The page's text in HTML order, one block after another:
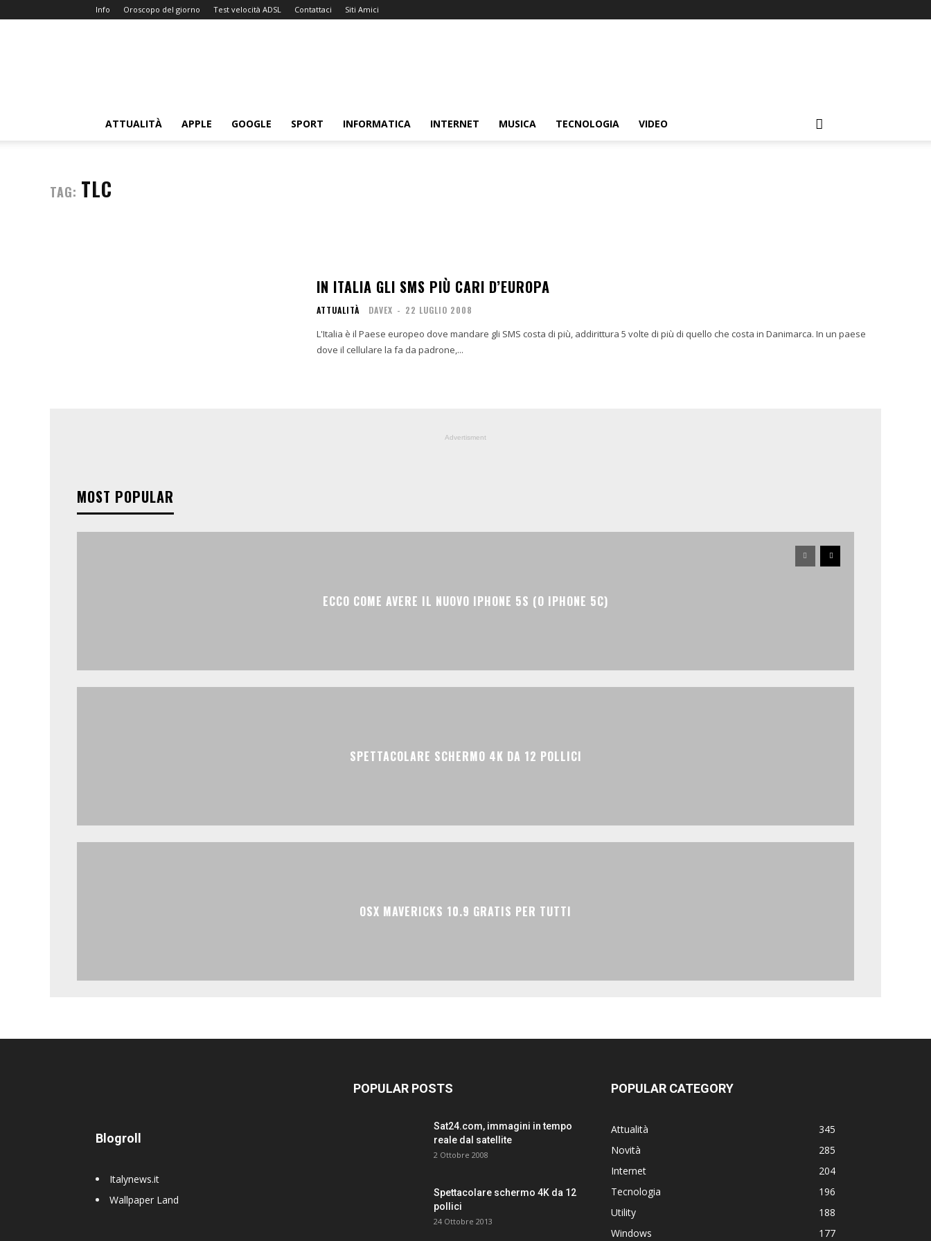
Info Oroscopo del giorno Test velocità ADSL Contattaci Siti Amici
ATTUALITÀ APPLE GOOGLE SPORT INFORMATICA INTERNET MUSICA TECNOLOGIA VIDEO
TAG: TLC
IN ITALIA GLI SMS PIÙ CARI D’EUROPA
ATTUALITÀ DAVEX - 22 LUGLIO 2008
L'Italia è il Paese europeo dove mandare gli SMS costa di più, addirittura 5 volte di più di quello che costa in Danimarca. In un paese
dove il cellulare la fa da padrone,...
Advertisment
MOST POPULAR
ECCO COME AVERE IL NUOVO IPHONE 5S (O IPHONE 5C)
SPETTACOLARE SCHERMO 4K DA 12 POLLICI
OSX MAVERICKS 10.9 GRATIS PER TUTTI
Blogroll
Italynews.it
Wallpaper Land
POPULAR POSTS
Sat24.com, immagini in tempo
reale dal satellite
2 Ottobre 2008
Spettacolare schermo 4K da 12
pollici
24 Ottobre 2013
POPULAR CATEGORY
Attualità
345
Novità
285
Internet
204
Tecnologia
196
Utility
188
Windows
177